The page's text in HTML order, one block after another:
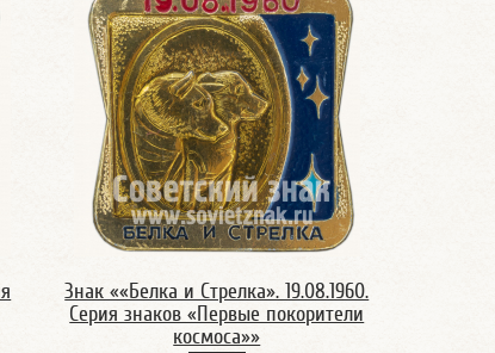
Знак ««Белка и Стрелка». 19.08.1960.
Серия знаков «Первые покорители
космоса»»